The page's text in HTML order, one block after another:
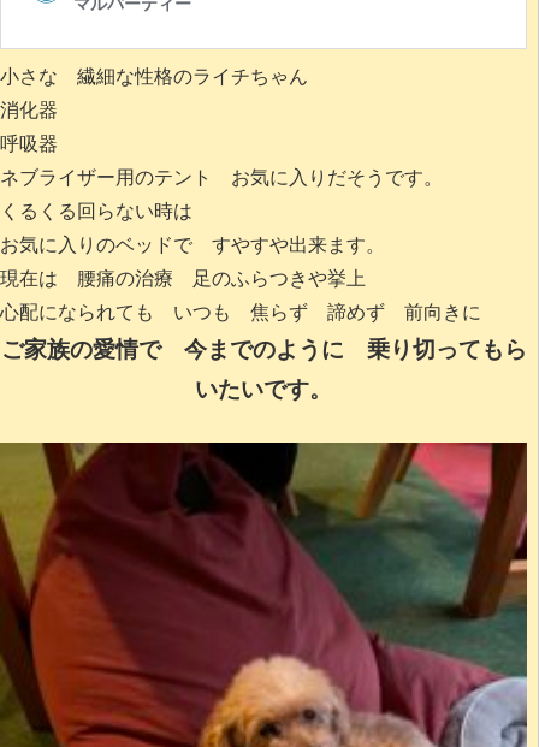
小さな 繊細な性格のライチちゃん
消化器
呼吸器
ネブライザー用のテント お気に入りだそうです。
くるくる回らない時は
お気に入りのベッドで すやすや出来ます。
現在は 腰痛の治療 足のふらつきや挙上
心配になられても いつも 焦らず 諦めず 前向きに
ご家族の愛情で 今までのように 乗り切ってもら
いたいです。